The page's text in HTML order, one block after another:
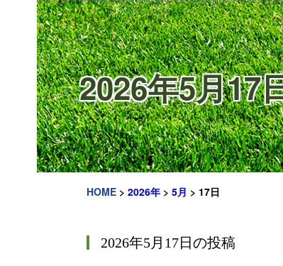
2026年5月17
HOME > 2026年 > 5月 > 17日
2026年5月17日の投稿